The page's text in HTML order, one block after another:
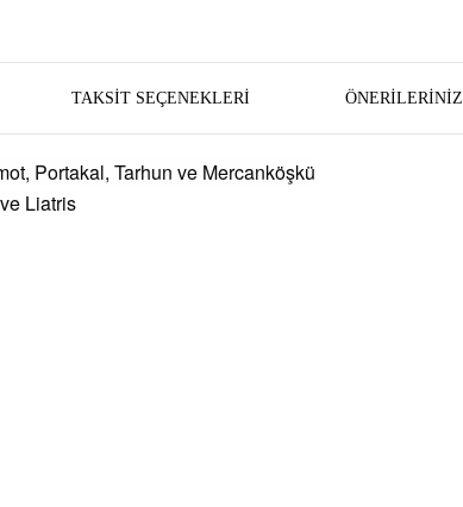
TAKSIT SEÇENEKLERI ÖNERILERINIZ
Portakal, Tarhun ve Mercanköşkü
Liatris